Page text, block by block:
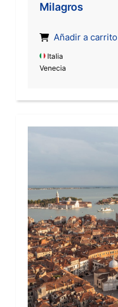
Milagros
Añadir a carrito
Italia
Venecia